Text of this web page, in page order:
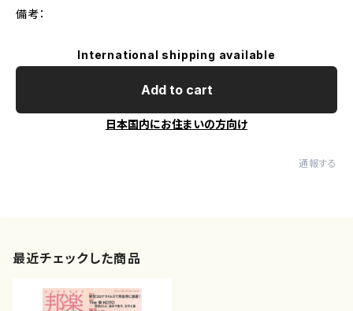
備考：
International shipping available
Add to cart
日本国内にお住まいの方向け
通報する
最近チェックした商品